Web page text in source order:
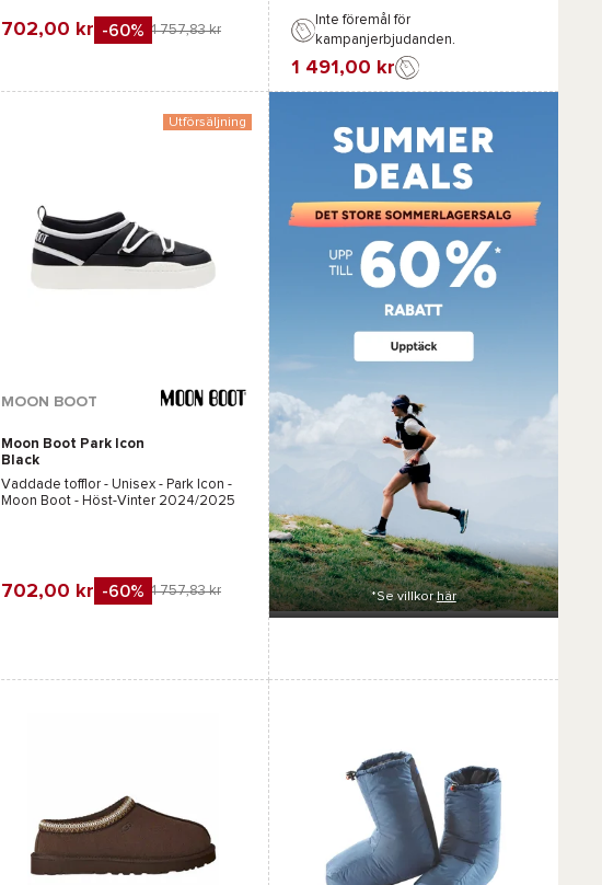
702,00 kr -60% 1 757,83 kr
Inte föremål för
kampanjerbjudanden.
1 491,00 kr
Utförsäljning
Grå
MOON BOOT
Moon Boot Park Icon
Black
Vaddade tofflor - Unisex - Park Icon -
Moon Boot - Höst-Vinter 2024/2025
702,00 kr -60% 1 757,83 kr *Se villkorhär